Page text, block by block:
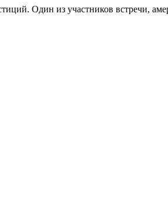
Один из участников встречи,